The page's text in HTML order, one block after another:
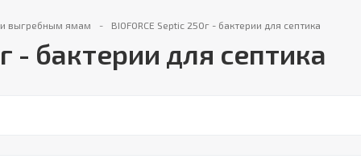
и выгребным ямам BIOFORCE Septic 250г - бактерии для септика
- бактерии для септика